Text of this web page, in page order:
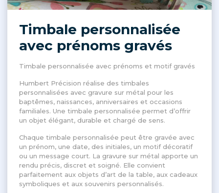
Timbale personnalisée
avec prénoms gravés
Timbale personnalisée avec prénoms et motif gravés
Humbert Précision réalise des timbales
personnalisées avec gravure sur métal pour les
baptêmes, naissances, anniversaires et occasions
familiales. Une timbale personnalisée permet d’offrir
un objet élégant, durable et chargé de sens.
Chaque timbale personnalisée peut être gravée avec
un prénom, une date, des initiales, un motif décoratif
ou un message court. La gravure sur métal apporte un
rendu précis, discret et soigné. Elle convient
parfaitement aux objets d’art de la table, aux cadeaux
symboliques et aux souvenirs personnalisés.